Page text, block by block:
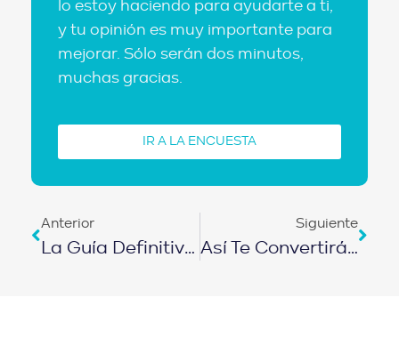
lo estoy haciendo para ayudarte a ti,
y tu opinión es muy importante para
mejorar. Sólo serán dos minutos,
muchas gracias.
IR A LA ENCUESTA
Anterior
La Guía Definitiva Para Solicitar Un Crédito Hipotecario
Siguiente
Así Te Convertirás En El Primer MILLONARIO De Tu Familia